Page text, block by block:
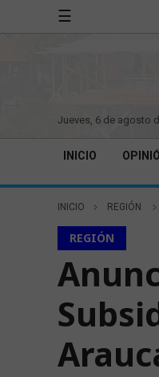
☰
jueves, 6 de agosto
INICIO
INICIO REGIÓN
REGIÓN